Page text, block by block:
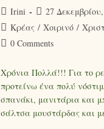
Irini
27
Κρέας / Χοιρινό /
0 Comments
Χρόνια Πολλά!!! Για το
προτείνω ένα πολύ
σπανάκι, μανιτάρια και
σάλτσα μουστάρδας και